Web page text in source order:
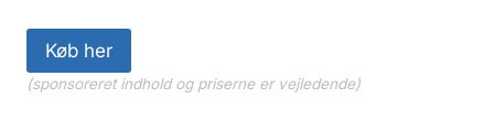
Køb her
(sponsoreret indhold og priserne er vejledende)